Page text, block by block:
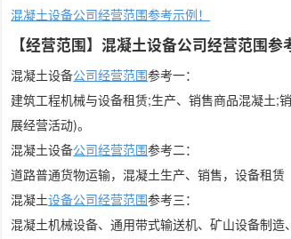
混凝土设备公司经营范围参考示例！
【经营范围】混凝土设备公司经营范围参
混凝土设备公司经营范围参考一：
建筑工程机械与设备租赁;生产、销售商品混凝土;
展经营活动)。
混凝土设备公司经营范围参考二：
道路普通货物运输，混凝土生产、销售，设备租赁
混凝土设备公司经营范围参考三：
混凝土机械设备、通用带式输送机、矿山设备制